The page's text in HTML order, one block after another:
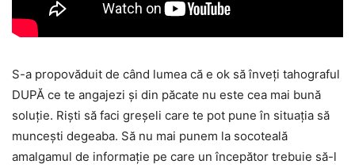
S-a propovăduit de când lumea că e ok să înveți tahograful
DUPĂ ce te angajezi și din păcate nu este cea mai bună
soluție. Riști să faci greșeli care te pot pune în situația să
muncești degeaba. Să nu mai punem la socoteală
amalgamul de informație pe care un începător trebuie să-l